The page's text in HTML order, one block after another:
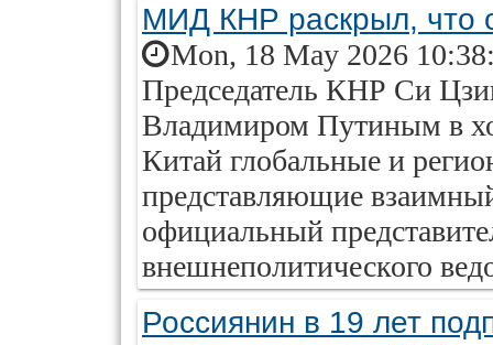
МИД КНР раскрыл, что
Mon, 18 May 2026
Председатель КНР Си
Владимиром Путиным в
Китай глобальные и
представляющие
официальный
внешнеполитического
Россиянин в 19 лет